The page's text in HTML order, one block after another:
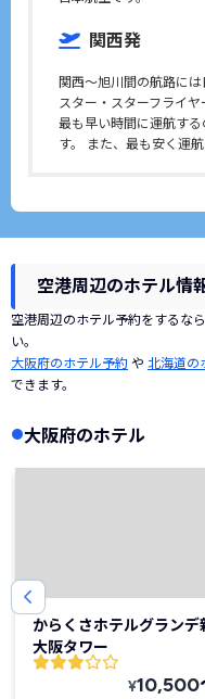
関西発
関西〜旭川間の航路に
スター・スターフライヤ
最も早い時間に運航す
す。 また、最も安く運航
空港周辺のホテル情
空港周辺のホテル予約をするなら
い。
大阪府のホテル予約 や 北海道の
できます。
大阪府のホテル
からくさホテルグランデ
大阪タワー
¥10,500